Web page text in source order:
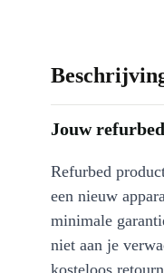
Jouw
Refurbed
een nieuw
minimale
niet aan je
kosteloos